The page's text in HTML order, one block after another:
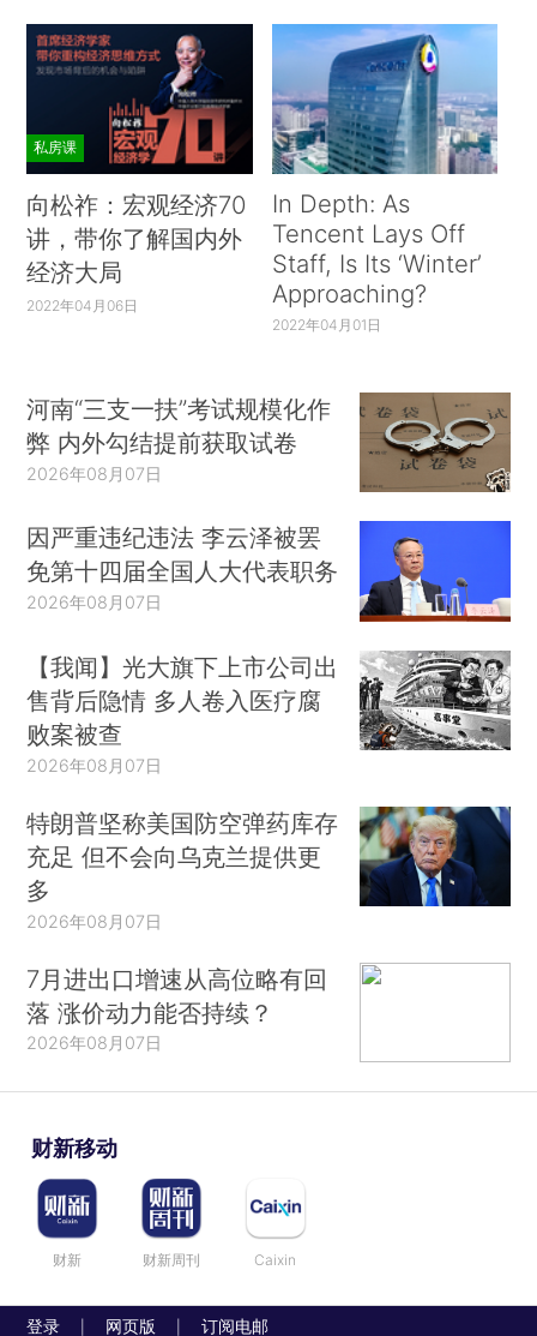
私房课
向松祚：宏观经济70
讲，带你了解国内外
经济大局
2022年04月06日
In Depth: As
Tencent Lays Off
Staff, Is Its ‘Winter’
Approaching?
2022年04月01日
河南“三支一扶”考试规模化作
弊 内外勾结提前获取试卷
2026年08月07日
因严重违纪违法 李云泽被罢
免第十四届全国人大代表职务
2026年08月07日
【我闻】光大旗下上市公司出
售背后隐情 多人卷入医疗腐
败案被查
2026年08月07日
特朗普坚称美国防空弹药库存
充足 但不会向乌克兰提供更
多
2026年08月07日
7月进出口增速从高位略有回
落 涨价动力能否持续？
2026年08月07日
财新移动
财新 财新周刊 Caixin
登录 网页版 订阅电邮